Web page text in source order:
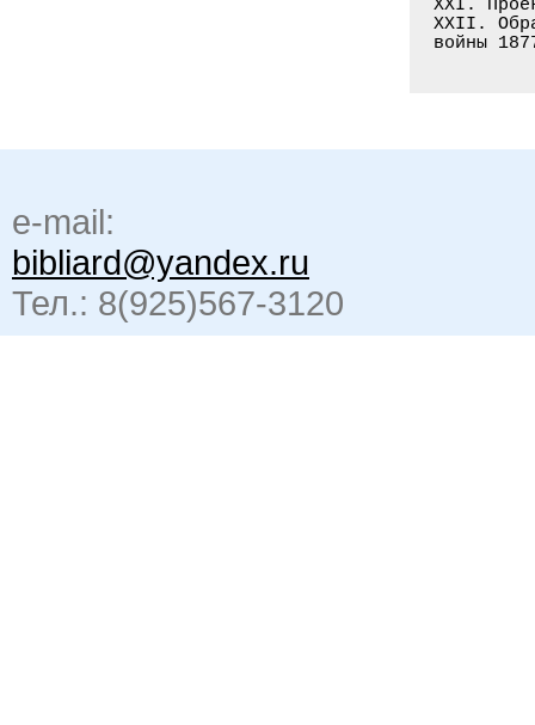
e-mail:
bibliard@yandex.ru
Тел.: 8(925)567-3120